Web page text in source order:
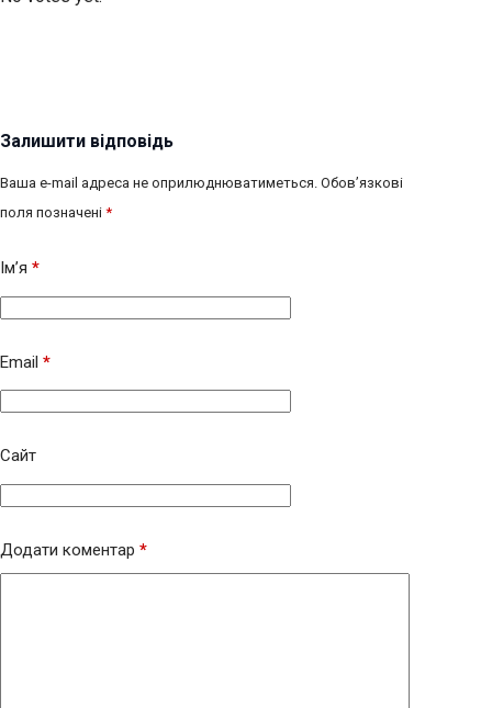
Залишити відповідь
Ваша e-mail адреса не оприлюднюватиметься. Обов’язкові
поля позначені *
Ім’я *
Email *
Сайт
Додати коментар *